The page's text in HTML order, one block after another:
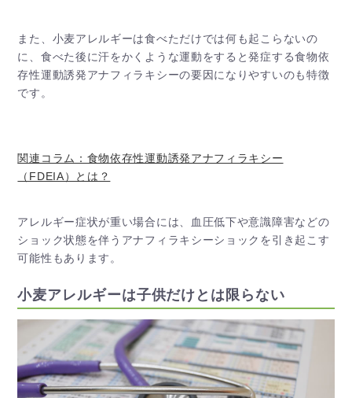
また、小麦アレルギーは食べただけでは何も起こらないの
に、食べた後に汗をかくような運動をすると発症する食物依
存性運動誘発アナフィラキシーの要因になりやすいのも特徴
です。
関連コラム：食物依存性運動誘発アナフィラキシー
（FDEIA）とは？
アレルギー症状が重い場合には、血圧低下や意識障害などの
ショック状態を伴うアナフィラキシーショックを引き起こす
可能性もあります。
小麦アレルギーは子供だけとは限らない